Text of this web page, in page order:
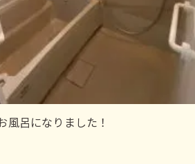
風呂になりました！